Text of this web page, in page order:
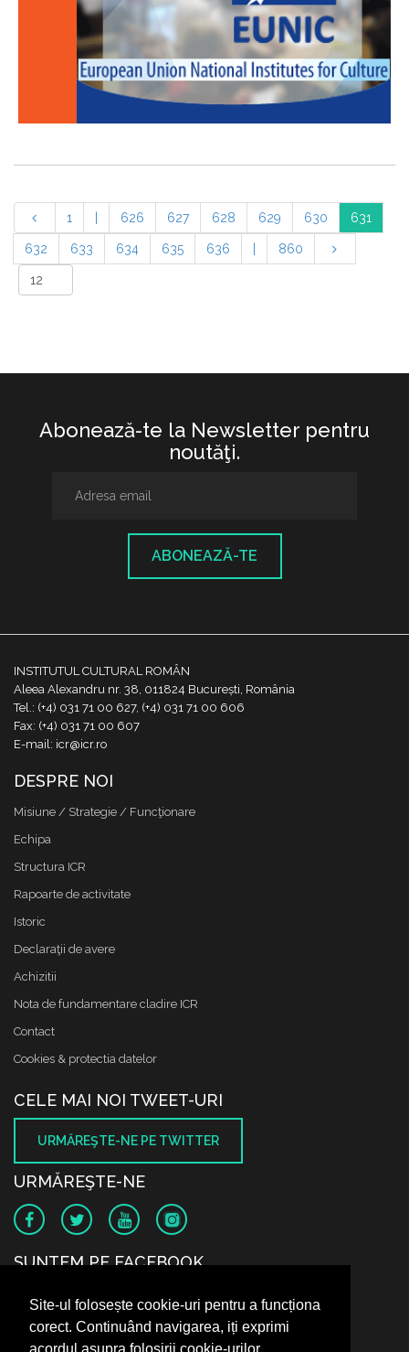
Site-ul folosește cookie-uri pentru a funcționa
corect. Continuând navigarea, iți exprimi
1 626 627 628 629 630 631
632 633 634 635 636 860
Abonează-te la Newsletter pentru
noutăţi.
ABONEAZĂ-TE
INSTITUTUL CULTURAL ROMÂN
Aleea Alexandru nr. 38, 011824 București, România
Tel.: (+4) 031 71 00 627, (+4) 031 71 00 606
Fax: (+4) 031 71 00 607
E-mail: icr@icr.ro
DESPRE NOI
Misiune / Strategie / Funcţionare
Echipa
Structura ICR
Rapoarte de activitate
Istoric
Declaraţii de avere
Achizitii
Nota de fundamentare cladire ICR
Contact
Cookies & protectia datelor
CELE MAI NOI TWEET-URI
URMĂREŞTE-NE PE TWITTER
URMĂREŞTE-NE
SUNTEM PE FACEBOOK